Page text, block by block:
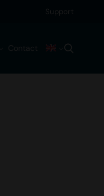
Support
Contact